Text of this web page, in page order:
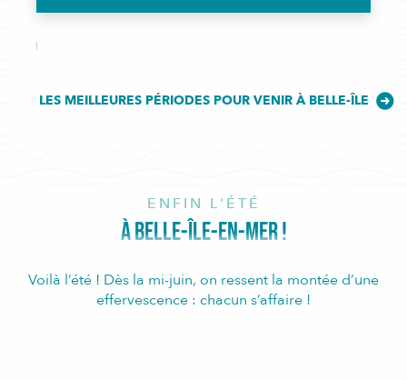
LES MEILLEURES PÉRIODES POUR VENIR À BELLE-ÎLE
ENFIN L'ÉTÉ
À BELLE-ÎLE-EN-MER !
Voilà l’été ! Dès la mi-juin, on ressent la montée d’une
effervescence : chacun s’affaire !